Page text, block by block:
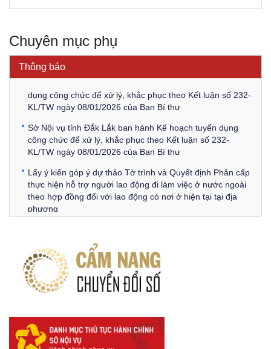
Chuyên mục phụ
Thông báo
chức tỉnh Đắk Lắk năm 2026
công chức để xử lý, khắc phục theo Kết luận số 232-
KL/TW ngày 08/01/2026 của Ban Bí thư
Thông báo Về việc đăng tải các văn bản ôn tập kỳ tuyển
KL/TW ngày 08/01/2026 của Ban Bí thư
công chức để xử lý, khắc phục theo Kết luận số 232-
KL/TW ngày 08/01/2026 của Ban Bí thư
thực hiện hỗ trợ người lao động đi làm việc ở nước ngoài
theo hợp đồng đối với lao động có nơi ở hiện tại tại địa
phương
địa bàn tỉnh Đắk Lắk theo trình tự, thủ tục rút gọn trong
xây dựng, ban hành văn bản quy phạm pháp luật
Góp ý dự thảo Thông tư quy định nghiệp vụ lưu trữ tài liệu
lưu trữ số:
Lấy ý kiến dự thảo Quyết định quy phạm pháp luật quy
định về thành lập, tổ chức và hoạt động của tổ chức phối